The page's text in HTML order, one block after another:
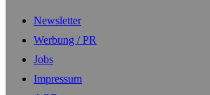
Newsletter
Werbung / PR
Jobs
Impressum